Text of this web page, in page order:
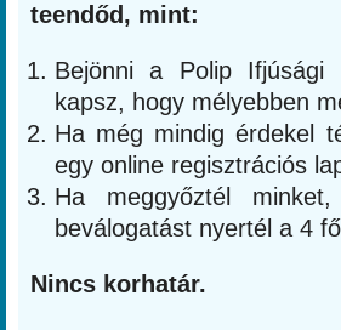
teendőd, mint:
Bejönni a Polip Ifjúsági
kapsz, hogy mélyebben
Ha még mindig érdekel
egy online regisztrációs
Ha meggyőztél
beválogatást nyertél a 4
Nincs korhatár.